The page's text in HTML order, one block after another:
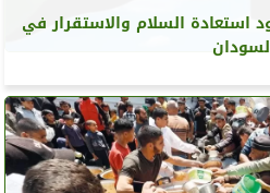
استعادة السلام والاستقرار في